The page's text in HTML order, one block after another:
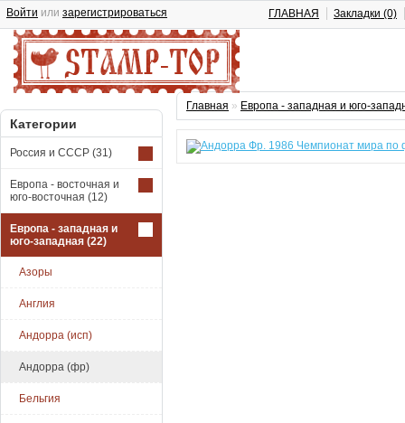
Войти или зарегистрироваться ГЛАВНАЯ Закладки (0)
Категории
Россия и СССР (31)
Европа - восточная и
юго-восточная (12)
Европа - западная и
юго-западная (22)
Азоры
Англия
Андорра (исп)
Андорра (фр)
Бельгия
Главная » Европа - западная и юго-